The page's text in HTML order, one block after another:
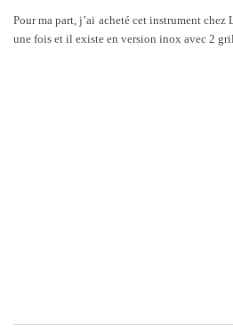
Pour ma part, j’ai acheté cet instrument
une fois et il existe en version inox avec 2